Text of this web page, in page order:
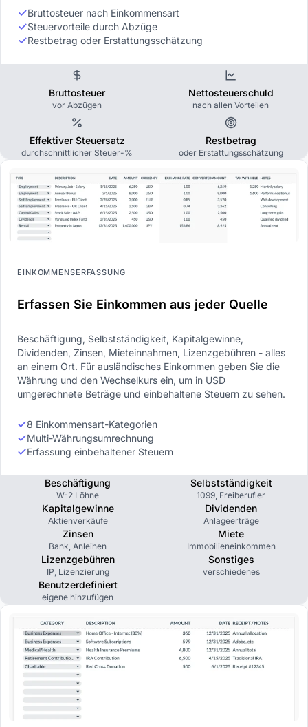
Bruttosteuer nach Einkommensart
Steuervorteile durch Abzüge
Restbetrag oder Erstattungsschätzung
Bruttosteuer
vor Abzügen
Nettosteuerschuld
nach allen Vorteilen
Effektiver Steuersatz
durchschnittlicher Steuer-%
Restbetrag
oder Erstattungsschätzung
EINKOMMENSERFASSUNG
Erfassen Sie Einkommen aus jeder Quelle
Beschäftigung, Selbstständigkeit, Kapitalgewinne,
Dividenden, Zinsen, Mieteinnahmen, Lizenzgebühren - alles
an einem Ort. Für ausländisches Einkommen geben Sie die
Währung und den Wechselkurs ein, um in USD
umgerechnete Beträge und einbehaltene Steuern zu sehen.
8 Einkommensart-Kategorien
Multi-Währungsumrechnung
Erfassung einbehaltener Steuern
Beschäftigung
W-2 Löhne
Selbstständigkeit
1099, Freiberufler
Kapitalgewinne
Aktienverkäufe
Dividenden
Anlageerträge
Zinsen
Bank, Anleihen
Miete
Immobilieneinkommen
Lizenzgebühren
IP, Lizenzierung
Sonstiges
verschiedenes
Benutzerdefiniert
eigene hinzufügen